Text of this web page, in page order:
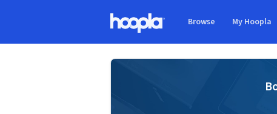
Browse My Hoopla